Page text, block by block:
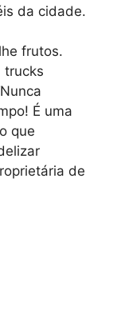
da cidade.
frutos.
trucks
É uma
que
de